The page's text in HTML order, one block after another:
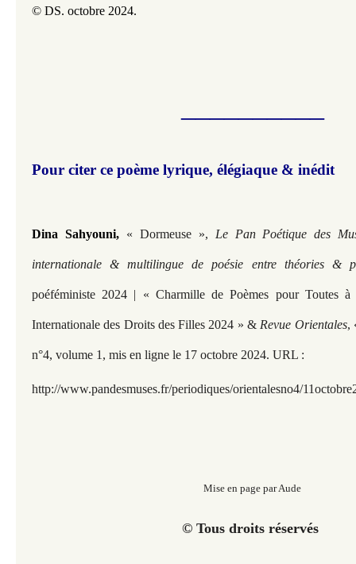
© DS. octobre 2024.
Pour citer ce poème lyrique, élégiaque & inédit
Dina Sahyouni, « Dormeuse », Le Pan Poétique des
internationale & multilingue de poésie entre théories &
poéféministe 2024 | « Charmille de Poèmes pour Toutes
Internationale des Droits des Filles 2024 » & Revue Orientales,
n°4, volume 1, mis en ligne le 17 octobre 2024. URL :
http://www.pandesmuses.fr/periodiques/orientalesno4/
Mise en page par Aude
© Tous droits réservés